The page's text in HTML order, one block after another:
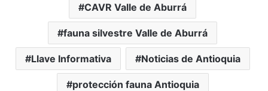
CAVR Valle de Aburrá
fauna silvestre Valle de Aburrá
Llave Informativa Noticias de Antioquia
protección fauna Antioquia